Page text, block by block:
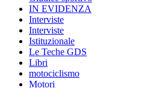
IN EVIDENZA
Interviste
Interviste
Istituzionale
Le Teche GDS
Libri
motociclismo
Motori